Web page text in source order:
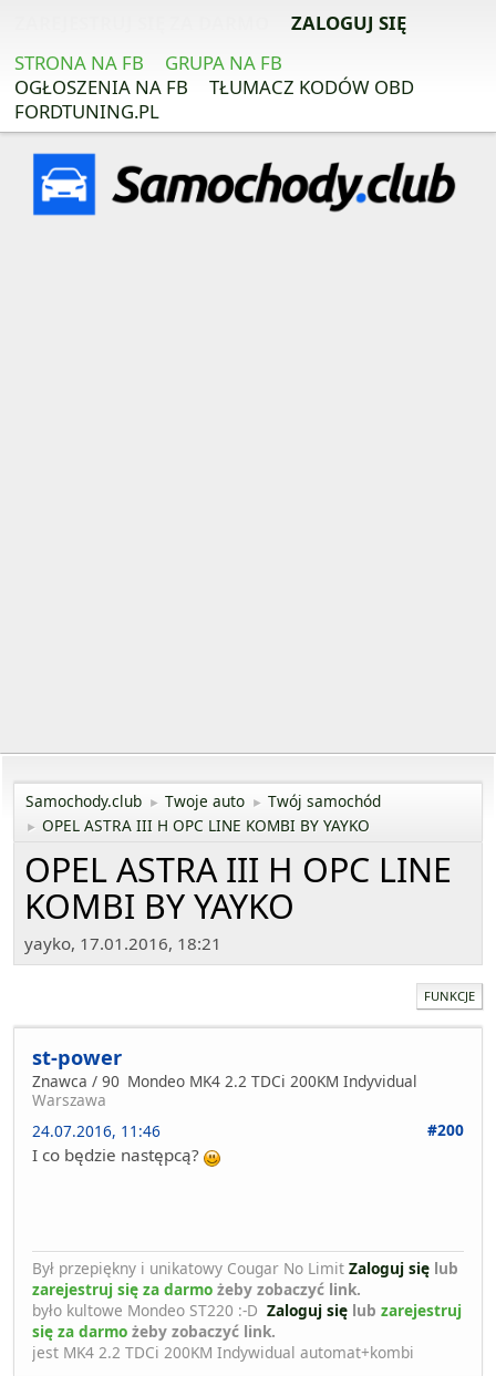
ZALOGUJ SIĘ
STRONA NA FB
GRUPA NA FB
OGŁOSZENIA NA FB
TŁUMACZ KODÓW OBD
FORDTUNING.PL
Samochody.club ► Twoje auto ► Twój samochód
► OPEL ASTRA III H OPC LINE KOMBI BY YAYKO
OPEL ASTRA III H OPC LINE
KOMBI BY YAYKO
yayko, 17.01.2016, 18:21
FUNKCJE
st-power
Znawca / 90 Mondeo MK4 2.2 TDCi 200KM Indyvidual
Warszawa
24.07.2016, 11:46
#200
I co będzie następcą?
Był przepiękny i unikatowy Cougar No Limit Zaloguj się lub
zarejestruj się za darmo żeby zobaczyć link.
było kultowe Mondeo ST220 :-D Zaloguj się lub zarejestruj
się za darmo żeby zobaczyć link.
jest MK4 2.2 TDCi 200KM Indywidual automat+kombi